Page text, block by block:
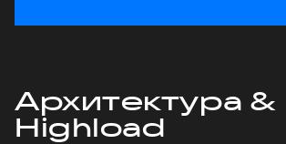
Архитектура &
Highload